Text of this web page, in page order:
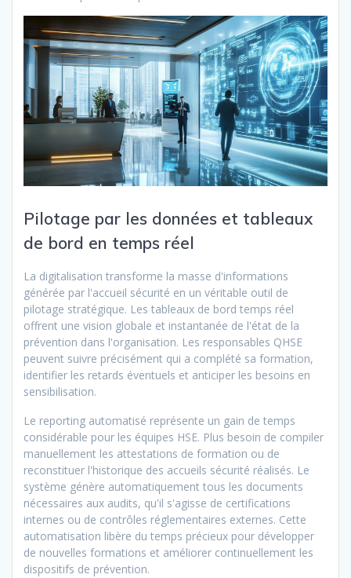
Pilotage par les données et tableaux
de bord en temps réel
La digitalisation transforme la masse d'informations
générée par l'accueil sécurité en un véritable outil de
pilotage stratégique. Les tableaux de bord temps réel
offrent une vision globale et instantanée de l'état de la
prévention dans l'organisation. Les responsables QHSE
peuvent suivre précisément qui a complété sa formation,
identifier les retards éventuels et anticiper les besoins en
sensibilisation.
Le reporting automatisé représente un gain de temps
considérable pour les équipes HSE. Plus besoin de compiler
manuellement les attestations de formation ou de
reconstituer l'historique des accueils sécurité réalisés. Le
système génère automatiquement tous les documents
nécessaires aux audits, qu'il s'agisse de certifications
internes ou de contrôles réglementaires externes. Cette
automatisation libère du temps précieux pour développer
de nouvelles formations et améliorer continuellement les
dispositifs de prévention.